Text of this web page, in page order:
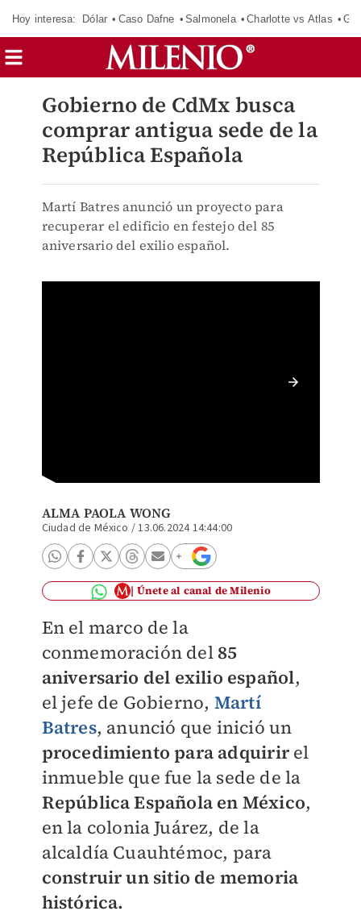
Hoy interesa: Dólar Caso Dafne Salmonela Charlotte vs Atlas
Gobierno de CdMx busca
comprar antigua sede de la
República Española
Martí Batres anunció un proyecto para
recuperar el edificio en festejo del 85
aniversario del exilio español.
ALMA PAOLA WONG
Ciudad de México /13.06.2024 14:44:00
Únete al canal de Milenio
En el marco de la
conmemoración del 85
aniversario del exilio español,
el jefe de Gobierno, Martí
Batres, anunció que inició un
procedimiento para adquirirel
inmueble que fue la sede de la
República Española en México,
en la colonia Juárez, de la
alcaldía Cuauhtémoc, para
construir un sitio de memoria
histórica.